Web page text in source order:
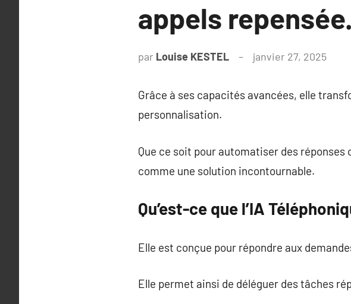
appels repensée.
par Louise KESTEL janvier 27, 2025
Grâce à ses capacités avancées, elle
personnalisation.
Que ce soit pour automatiser des réponses
comme une solution incontournable.
Qu’est-ce que l’IA
Elle est conçue pour répondre aux
Elle permet ainsi de déléguer des tâches